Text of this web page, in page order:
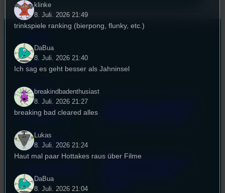
FAQ
Satzung
Impressum
Datenschutz
(EU)
klinke
8. Juli. 2026 21:49
trinkspiele ranking (bierpong, flunky, etc.)
DaBua
8. Juli. 2026 21:40
Ich sag es geht besser als Jahninsel
breakindbadenthusiast
8. Juli. 2026 21:27
breaking bad cleared alles
Lukas
8. Juli. 2026 21:24
Haut mal paar Hottakes raus über Filme
DaBua
8. Juli. 2026 21:04